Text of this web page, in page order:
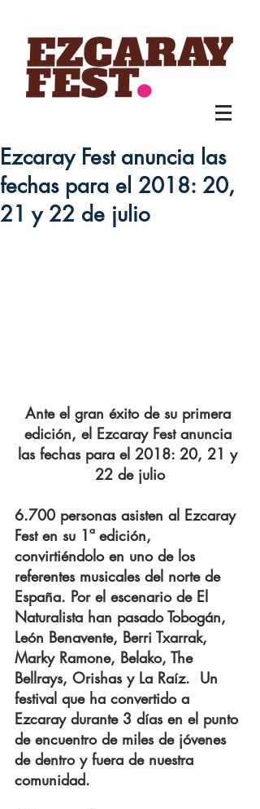
Ezcaray Fest anuncia las
fechas para el 2018: 20,
21 y 22 de julio
Ante el gran éxito de su primera
edición, el Ezcaray Fest anuncia
las fechas para el 2018: 20, 21 y
22 de julio
6.700 personas asisten al Ezcaray
Fest en su 1ª edición,
convirtiéndolo en uno de los
referentes musicales del norte de
España. Por el escenario de El
Naturalista han pasado Tobogán,
León Benavente, Berri Txarrak,
Marky Ramone, Belako, The
Bellrays, Orishas y La Raíz.  Un
festival que ha convertido a
Ezcaray durante 3 días en el punto
de encuentro de miles de jóvenes
de dentro y fuera de nuestra
comunidad.